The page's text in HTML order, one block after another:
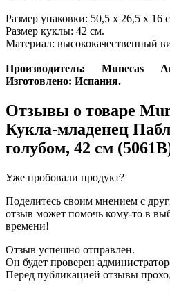
Размер упаковки: 50,5 x 26,5 x 16
Размер куклы: 42 см.
Материал: высококачественный
Производитель: Munecas
Изготовлено: Испания.
Отзывы о товаре
Кукла-младенец
голубом, 42 см
Уже пробовали продукт?
Поделитесь своим мнением с
отзыв может помочь кому-то в
времени!
Отзыв успешно отправлен.
Он будет проверен
Перед публикацией отзывы